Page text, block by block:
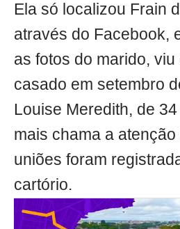
Ela só localizou Frain
através do Facebook,
as fotos do marido,
casado em setembro
Louise Meredith, de
mais chama a
uniões foram
cartório.